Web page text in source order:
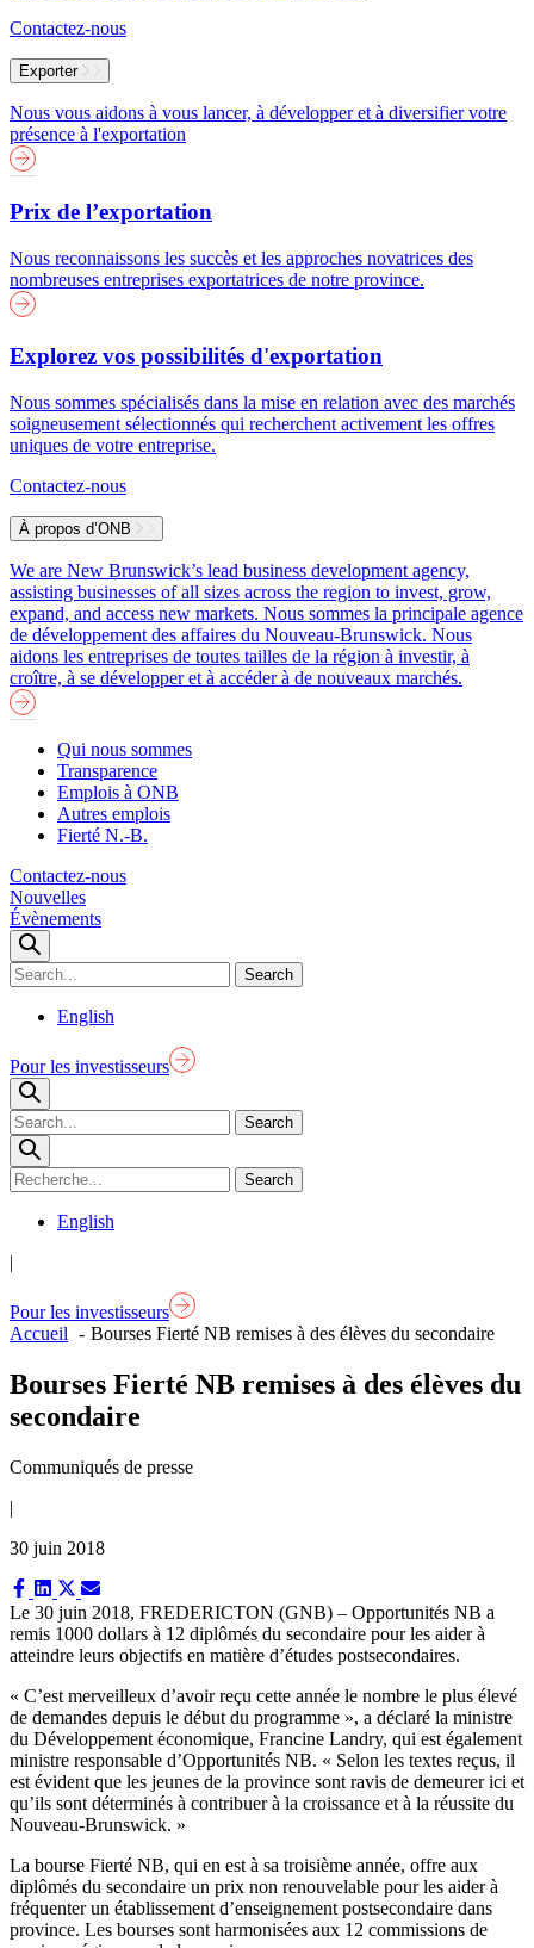
Contactez-nous
Exporter
Nous vous aidons à vous lancer, à développer et à diversifier votre
présence à l'exportation
Prix de l’exportation
Nous reconnaissons les succès et les approches novatrices des
nombreuses entreprises exportatrices de notre province.
Explorez vos possibilités d'exportation
Nous sommes spécialisés dans la mise en relation avec des marchés
soigneusement sélectionnés qui recherchent activement les offres
uniques de votre entreprise.
Contactez-nous
À propos d’ONB
We are New Brunswick’s lead business development agency,
assisting businesses of all sizes across the region to invest, grow,
expand, and access new markets. Nous sommes la principale agence
de développement des affaires du Nouveau-Brunswick. Nous
aidons les entreprises de toutes tailles de la région à investir, à
croître, à se développer et à accéder à de nouveaux marchés.
Qui nous sommes
Transparence
Emplois à ONB
Autres emplois
Fierté N.-B.
Contactez-nous
Nouvelles
Évènements
English
Pour les investisseurs
English
|
Pour les investisseurs
Accueil
Bourses Fierté NB remises à des élèves du secondaire
Bourses Fierté NB remises à des élèves du
secondaire
Communiqués de presse
|
30 juin 2018
Share
on
Facebook
Share
on
LinkedIn
Share
on
X
(Twitter)
Share
on
Email
Le 30 juin 2018, FREDERICTON (GNB) – Opportunités NB a
remis 1000 dollars à 12 diplômés du secondaire pour les aider à
atteindre leurs objectifs en matière d’études postsecondaires.
« C’est merveilleux d’avoir reçu cette année le nombre le plus élevé
de demandes depuis le début du programme », a déclaré la ministre
du Développement économique, Francine Landry, qui est également
ministre responsable d’Opportunités NB. « Selon les textes reçus, il
est évident que les jeunes de la province sont ravis de demeurer ici et
qu’ils sont déterminés à contribuer à la croissance et à la réussite du
Nouveau-Brunswick. »
La bourse Fierté NB, qui en est à sa troisième année, offre aux
diplômés du secondaire un prix non renouvelable pour les aider à
fréquenter un établissement d’enseignement postsecondaire dans
province. Les bourses sont harmonisées aux 12 commissions de